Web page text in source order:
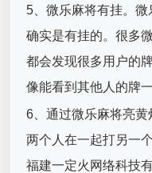
5、微乐麻将有挂。微
确实是有挂的。很多
都会发现很多用户的
像能看到其他人的牌一
6、通过微乐麻将亮
两个人在一起打另一
福建一定火网络科技